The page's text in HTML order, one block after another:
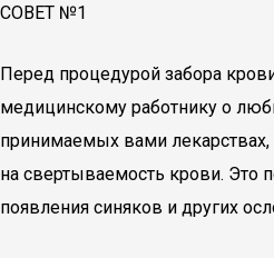
СОВЕТ №1
Перед процедурой забора
медицинскому работнику о
принимаемых вами
на свертываемость крови. Это
появления синяков и других